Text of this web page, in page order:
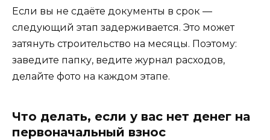
Если вы не сдаёте документы в срок —
следующий этап задерживается. Это может
затянуть строительство на месяцы. Поэтому:
заведите папку, ведите журнал расходов,
делайте фото на каждом этапе.
Что делать, если у вас нет денег на
первоначальный взнос